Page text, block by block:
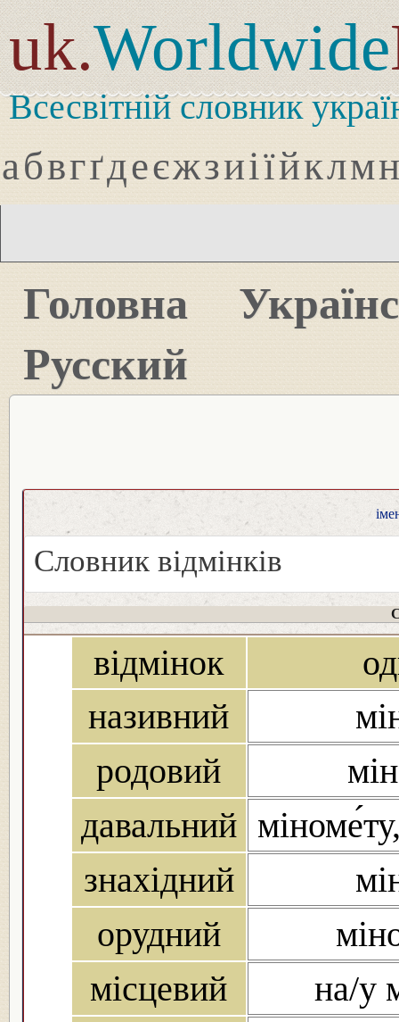
uk.Worldwide
Всесвітній словник
абвгґдеєжзиіїйклмн
Головна
Русский
Словник відмінків
відмінок
називний
родовий
давальний
знахідний
орудний
місцевий
на/у